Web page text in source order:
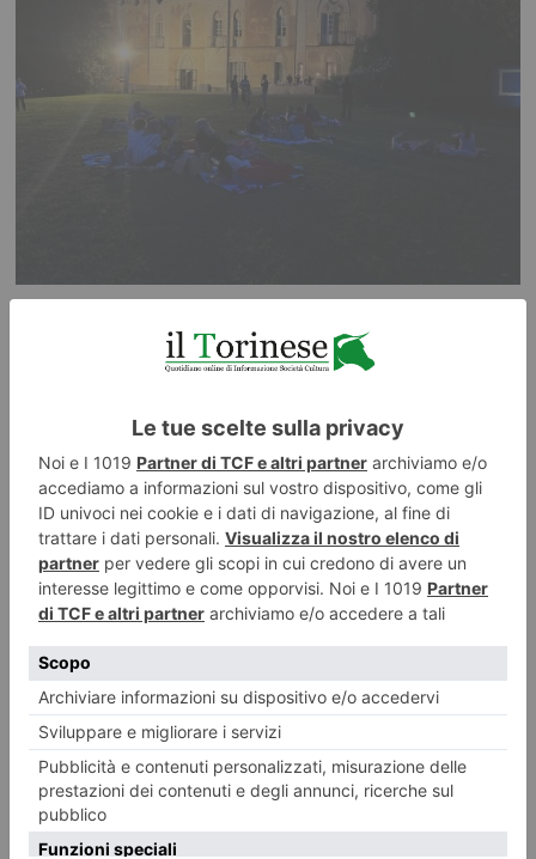
Una notte al Castello di Miradolo tra natura e cinema
ILTORINESE POST RECENTI
LASCIA UN COMMENTO